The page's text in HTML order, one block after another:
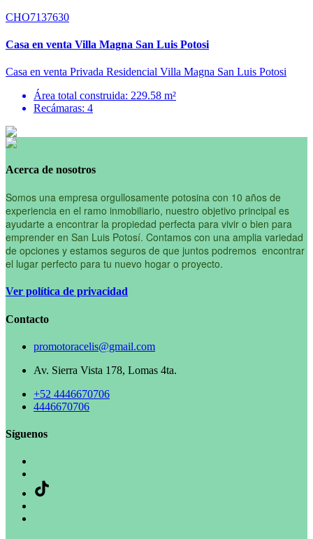
CHO7137630
Casa en venta Villa Magna San Luis Potosi
Casa en venta Privada Residencial Villa Magna San Luis Potosi
Área total construida: 229.58 m²
Recámaras: 4
Acerca de nosotros
Somos una empresa orgullosamente potosina con 10 años de
experiencia en el ramo inmobiliario, nuestro objetivo principal es
ayudarte a encontrar la propiedad perfecta para vivir o bien para
emprender en San Luis Potosí. Contamos con una amplia variedad
de opciones y estamos seguros de que juntos podremos encontrar
el lugar perfecto para tu nuevo hogar o proyecto.
Ver política de privacidad
Contacto
promotoracelis@gmail.com
Av. Sierra Vista 178, Lomas 4ta.
+52 4446670706
4446670706
Síguenos